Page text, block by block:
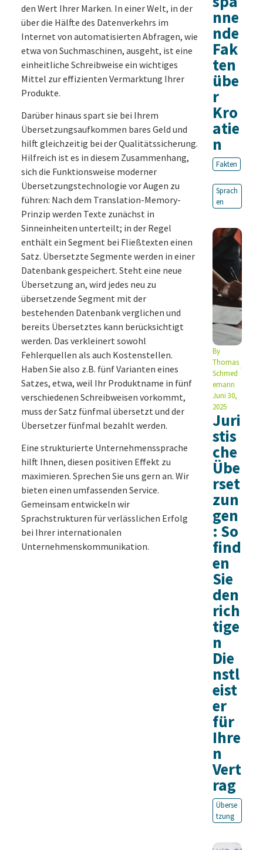
den Wert Ihrer Marken. In einer Welt, in der
über die Hälfte des Datenverkehrs im
Internet von automatisierten Abfragen, wie
etwa von Suchmaschinen, ausgeht, ist eine
einheitliche Schreibweise ein wichtiges
Mittel zur effizienten Vermarktung Ihrer
Produkte.
Darüber hinaus spart sie bei Ihrem
Übersetzungsaufkommen bares Geld und
hilft gleichzeitig bei der Qualitätssicherung.
Hilfreich ist es in diesem Zusammenhang,
sich die Funktionsweise moderner
Übersetzungstechnologie vor Augen zu
führen: Nach dem Translation-Memory-
Prinzip werden Texte zunächst in
Sinneinheiten unterteilt; in der Regel
enthält ein Segment bei Fließtexten einen
Satz. Übersetzte Segmente werden in einer
Datenbank gespeichert. Steht eine neue
Übersetzung an, wird jedes neu zu
übersetzende Segment mit der
bestehenden Datenbank verglichen und
bereits Übersetztes kann berücksichtigt
werden. Das verkleinert sowohl
Fehlerquellen als auch Kostenstellen.
Haben Sie also z.B. fünf Varianten eines
Satzes, etwa, weil Ihr Produktname in fünf
verschiedenen Schreibweisen vorkommt,
muss der Satz fünfmal übersetzt und der
Übersetzer fünfmal bezahlt werden.
Eine strukturierte Unternehmenssprache
hilft Ihnen, diesen positiven Effekt zu
maximieren. Sprechen Sie uns gern an. Wir
bieten einen umfassenden Service.
Gemeinsam entwickeln wir
Sprachstrukturen für verlässlichen Erfolg
bei Ihrer internationalen
Unternehmenskommunikation.
nne
nde
Fak
ten
übe
r
Kro
atie
n
Fakten
Sprach
en
By
Thomas
Schmed
emann
Juni 30,
2025
Juri
stis
che
Übe
rset
zun
gen
: So
find
en
Sie
den
rich
tige
n
Die
nstl
eist
er
für
Ihre
n
Vert
rag
Überse
tzung